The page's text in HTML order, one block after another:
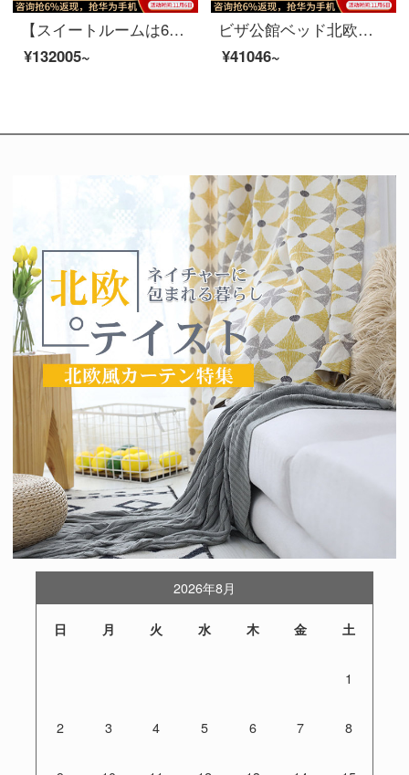
【スイートルームは6割引が受けられます。】ジュザ公館北欧寝室客間レストラン全室家具セットC【80-150平方メートル】客室8点セットの胡桃色のスイートルームが適用されます。
¥132005~
ビザ公館ベッド北欧実木ベッド真皮ダブルベッド1.8メートルベッドルーム婚床家具実木ベッド+マットレス1.8 Mベッド
¥41046~
2026年8月
日 月 火 水 木 金 土
1
2 3 4 5 6 7 8